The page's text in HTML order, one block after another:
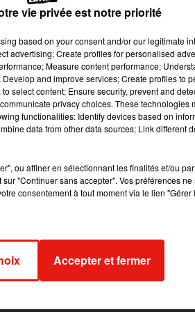
en France pour les plus
gouvernement a lui décidé de
si vous ne faîtes pas vacciner vos
en pratique les condamnations sont
le gouvernement a décidé de s’en
d’argent ». Concrètement pour
les aides sociales baisseraient au
dollars australiens deux fois par mois
il faut savoir qu’en Australie, dans le
Aux parents alors de s’organiser.
vie privée est notre priorité
based on your consent and/or our legitimate
advertising; Create profiles for personalised
Measure content performance;
and improve services; Create profiles to
select content; Ensure security, prevent and
privacy choices. These technologies
functionalities: Identify devices based on
data from other data sources; Link different
ou affiner en sélectionnant les finalités et/ou
"Continuer sans accepter". Vos préférences
consentement à tout moment via le lien
Accepter et fermer